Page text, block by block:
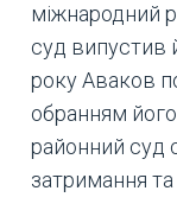
міжнародний
суд випустив
року Аваков
обранням
районний суд
затримання та